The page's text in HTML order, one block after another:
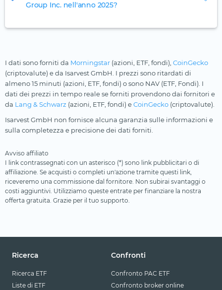
Group Inc. nell'anno 2025?
I dati sono forniti da Morningstar (azioni, ETF, fondi), CoinGecko
(criptovalute) e da Isarvest GmbH. I prezzi sono ritardati di
almeno 15 minuti (azioni, ETF, fondi) o sono NAV (ETF, Fondi). I
dati dei prezzi in tempo reale se forniti provendono dai fornitori e
da Lang & Schwarz (azioni, ETF, fondi) eCoinGecko (criptovalute).
Isarvest GmbH non fornisce alcuna garanzia sulle informazioni e
sulla completezza e precisione dei dati forniti.
Avviso affiliato
I link contrassegnati con un asterisco (*) sono link pubblicitari o di
affiliazione. Se acquisti o completi un'azione tramite questi link,
riceveremo una commissione dal fornitore. Non subirai svantaggi o
costi aggiuntivi. Utilizziamo queste entrate per finanziare la nostra
offerta gratuita. Grazie per il tuo supporto.
Ricerca
Ricerca ETF
Liste di ETF
Confronti
Confronto PAC ETF
Confronto broker online